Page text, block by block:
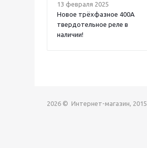
13 февраля 2025
Новое трёхфазное 400А
твердотельное реле в
наличии!
2026 © Интернет-магазин, 2015